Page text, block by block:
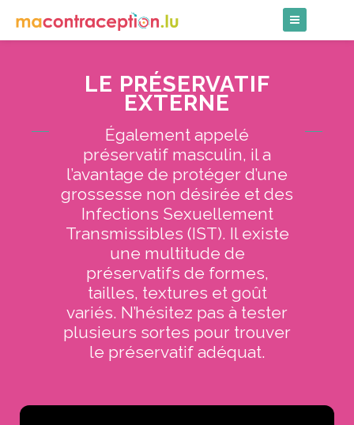
content
LE PRÉSERVATIF
EXTERNE
Également appelé
préservatif masculin, il a
l’avantage de protéger d’une
grossesse non désirée et des
Infections Sexuellement
Transmissibles (IST). Il existe
une multitude de
préservatifs de formes,
tailles, textures et goût
variés. N’hésitez pas à tester
plusieurs sortes pour trouver
le préservatif adéquat.